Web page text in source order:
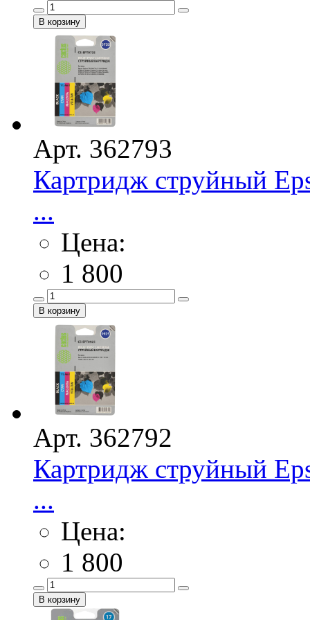
Арт. 362793
Картридж струйный
...
Цена:
1 800
Арт. 362792
Картридж струйный
...
Цена:
1 800